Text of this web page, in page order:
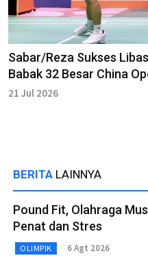
Sabar/Reza Sukses Libas
Babak 32 Besar China
21 Jul 2026
BERITA LAINNYA
Pound Fit, Olahraga
Penat dan Stres
OLIMPIK 6 Agt 2026